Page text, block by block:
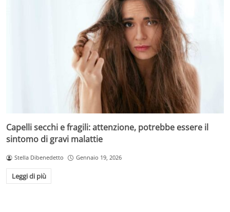
Capelli secchi e fragili: attenzione, potrebbe essere il
sintomo di gravi malattie
Stella Dibenedetto Gennaio 19, 2026
Leggi di più